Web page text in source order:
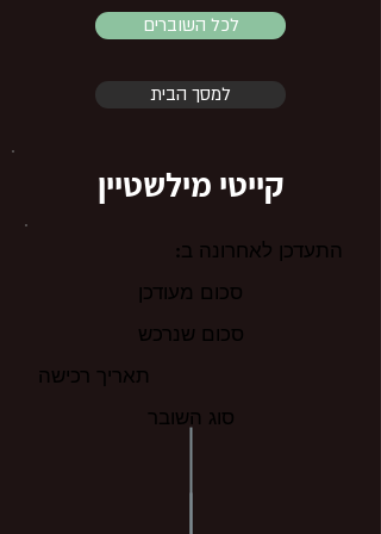
לכל השוברים
למסך הבית
קייטי מילשטיין
התעדכן לאחרונה ב:
סכום מעודכן
סכום שנרכש
תאריך רכישה
סוג השובר